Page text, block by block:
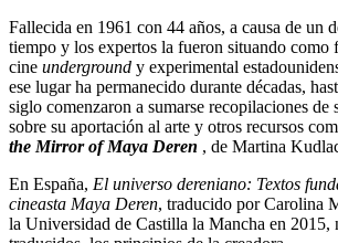
Fallecida en 1961 con 44 años, a causa de un
tiempo y los expertos la fueron situando como
cine underground y experimental
ese lugar ha permanecido durante décadas,
siglo comenzaron a sumarse recopilaciones de
sobre su aportación al arte y otros recursos
the Mirror of Maya Deren , de Martina
En España, El universo dereniano: Textos
cineasta Maya Deren, traducido por Carolina
la Universidad de Castilla la Mancha en 2015,